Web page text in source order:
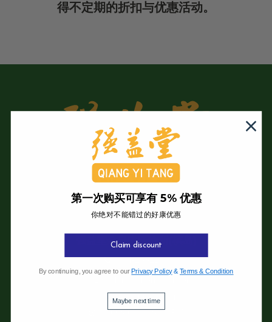
得不定期的折扣与优惠活动。
强益堂全息中医诊所
强益堂全息中医诊所(槟岛)
04-2832108
11600 Pulau Pinang.
09:30 AM - 6:00 PM
第一次购买可享有 5% 优惠
你绝对不能错过的好康优惠
Claim discount
By continuing, you agree to our Privacy Policy&Terms & Condition
Maybe next time